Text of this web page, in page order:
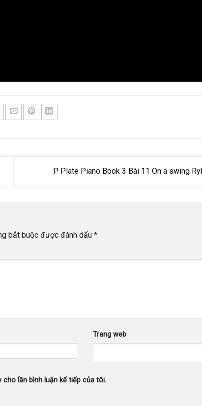
P Plate Piano Book 3 Bài 11 On a swing
bắt buộc được đánh dấu *
Trang web
lần bình luận kế tiếp của tôi.